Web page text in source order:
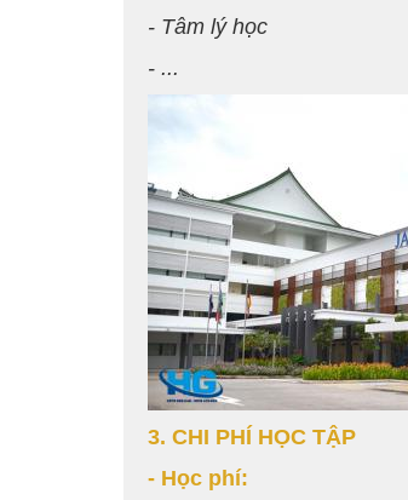
- Tâm lý học
- ...
3. CHI PHÍ HỌC TẬP
- Học phí: